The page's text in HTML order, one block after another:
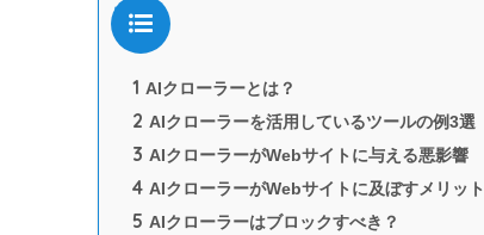
目次
1 AIクローラーとは？
2 AIクローラーを活用しているツールの例3選
3 AIクローラーがWebサイトに与える悪影響
4 AIクローラーがWebサイトに及ぼすメリット
5 AIクローラーはブロックすべき？